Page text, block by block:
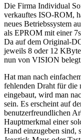
Die Firma Individual
verkauftes ISO-ROM,
neues Betriebssystem
als EPROM mit einer
Da auf dem Original-
jeweils 8 oder 12
nun von VISION
Hat man nach
fehlenden Draht für die
eingebaut, wird man
sein. Es erscheint auf
benutzerfreundlichen
Hauptmerkmal einer
Hand einzugeben sind,